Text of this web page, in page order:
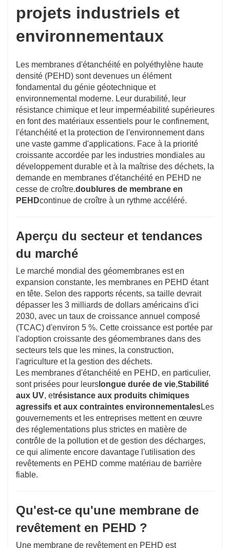
projets industriels et
environnementaux
Les membranes d'étanchéité en polyéthylène haute
densité (PEHD) sont devenues un élément
fondamental du génie géotechnique et
environnemental moderne. Leur durabilité, leur
résistance chimique et leur imperméabilité supérieures
en font des matériaux essentiels pour le confinement,
l'étanchéité et la protection de l'environnement dans
une vaste gamme d'applications. Face à la priorité
croissante accordée par les industries mondiales au
développement durable et à la maîtrise des déchets, la
demande en membranes d'étanchéité en PEHD ne
cesse de croître.doublures de membrane en
PEHDcontinue de croître à un rythme accéléré.
Aperçu du secteur et tendances
du marché
Le marché mondial des géomembranes est en
expansion constante, les membranes en PEHD étant
en tête. Selon des rapports récents, sa taille devrait
dépasser les 3 milliards de dollars américains d'ici
2030, avec un taux de croissance annuel composé
(TCAC) d'environ 5 %. Cette croissance est portée par
l'adoption croissante des géomembranes dans des
secteurs tels que les mines, la construction,
l'agriculture et la gestion des déchets.
Les membranes d'étanchéité en PEHD, en particulier,
sont prisées pour leurs longue durée de vie,Stabilité
aux UV, etrésistance aux produits chimiques
agressifs et aux contraintes environnementalesLes
gouvernements et les entreprises mettent en œuvre
des réglementations plus strictes en matière de
contrôle de la pollution et de gestion des décharges,
ce qui alimente encore davantage l'utilisation des
revêtements en PEHD comme matériau de barrière
fiable.
Qu'est-ce qu'une membrane de
revêtement en PEHD ?
Une membrane de revêtement en PEHD est